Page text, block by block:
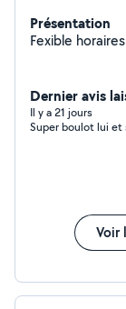
Présentation
Dernier avis
Il y a 21 jours
Super boulot lui
Voir